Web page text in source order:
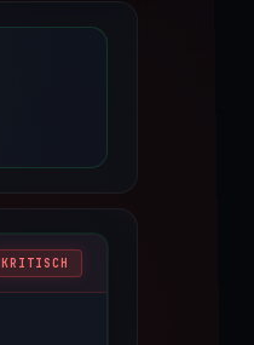
KRITISCH